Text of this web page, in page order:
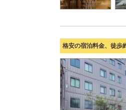
格安の宿泊料金、徒歩